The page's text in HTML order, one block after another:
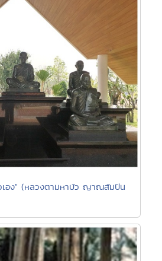
เอง" (หลวงตามหาบัว ญาณสัมปัน